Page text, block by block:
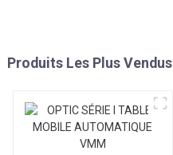
Produits Les Plus Vendus